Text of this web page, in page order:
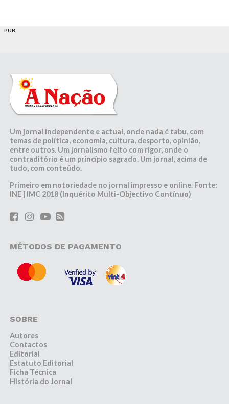
PUB
Um jornal independente e actual, onde nada é tabu, com
temas de política, economia, cultura, desporto, opinião,
entre outros. Um jornalismo feito com rigor, onde o
contraditório é um princípio sagrado. Um jornal, acima de
tudo, com conteúdo.
Primeiro em notoriedade no jornal impresso e online. Fonte:
INE | IMC 2018 (Inquérito Multi-Objectivo Contínuo)
MÉTODOS DE PAGAMENTO
SOBRE
Autores
Contactos
Editorial
Estatuto Editorial
Ficha Técnica
História do Jornal